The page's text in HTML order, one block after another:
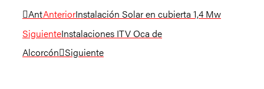
AntAnteriorInstalación Solar en cubierta 1,4 Mw
SiguienteInstalaciones ITV Oca de
Alcorcón Siguiente